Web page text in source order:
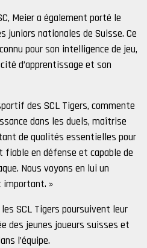
Meier a également porté le
juniors nationales de Suisse. Ce
pour son intelligence de jeu,
d’apprentissage et son
des SCL Tigers, commente
dans les duels, maîtrise
de qualités essentielles pour
fiable en défense et capable de
Nous voyons en lui un
important. »
les SCL Tigers poursuivent leur
des jeunes joueurs suisses et
l’équipe.